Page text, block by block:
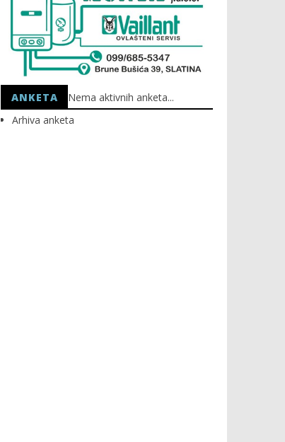
HEP: Bez struje
14.10.2020.
slatina.net
ANKETA
Nema aktivnih anketa...
Arhiva anketa